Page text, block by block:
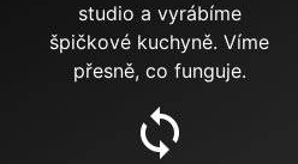
studio a vyrábíme
špičkové kuchyně. Víme
přesně, co funguje.
sync